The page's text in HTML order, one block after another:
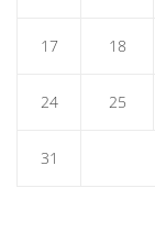
17 18
24 25
31